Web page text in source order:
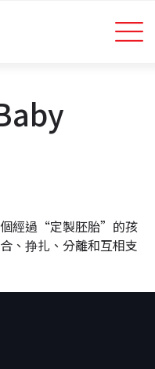
經過 “定製胚胎” 的孩
、挣扎、分離和互相支